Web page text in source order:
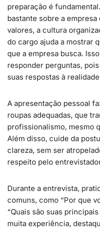
preparação é
bastante sobre a
valores, a cultura
do cargo ajuda a mostrar
que a empresa busca.
responder perguntas,
suas respostas à
A apresentação pessoal
roupas adequadas, que
profissionalismo, mesmo
Além disso, cuide da
clareza, sem ser
respeito pelo
Durante a entrevista,
comuns, como “Por que
“Quais são suas
muita experiência,